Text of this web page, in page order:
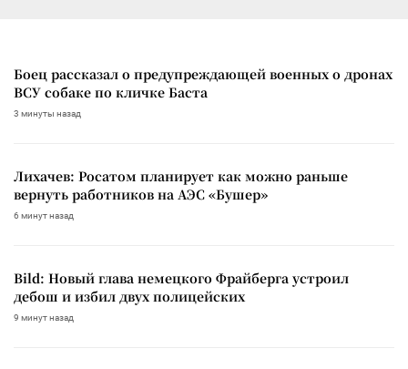
Боец рассказал о предупреждающей военных о дронах
ВСУ собаке по кличке Баста
3 минуты назад
Лихачев: Росатом планирует как можно раньше
вернуть работников на АЭС «Бушер»
6 минут назад
Bild: Новый глава немецкого Фрайберга устроил
дебош и избил двух полицейских
9 минут назад